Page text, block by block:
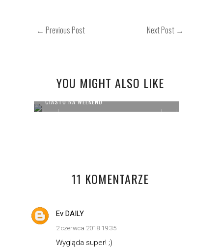
← Previous Post Next Post →
YOU MIGHT ALSO LIKE
CIASTO NA WEEKEND
11 KOMENTARZE
Ev DAILY
2 czerwca 2018 19:35
Wygląda super! ;)